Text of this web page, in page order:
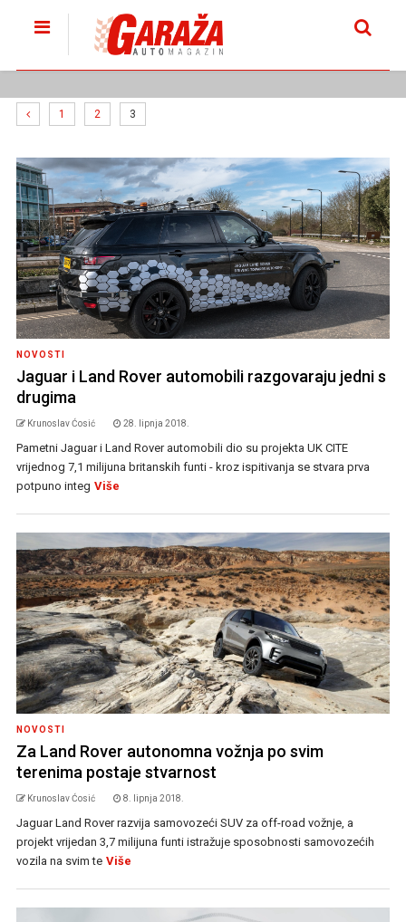
1 2 3
NOVOSTI
Jaguar i Land Rover automobili razgovaraju jedni s
drugima
Krunoslav Ćosić 28. lipnja 2018.
Pametni Jaguar i Land Rover automobili dio su projekta UK CITE
vrijednog 7,1 milijuna britanskih funti - kroz ispitivanja se stvara prva
potpuno integ Više
NOVOSTI
Za Land Rover autonomna vožnja po svim
terenima postaje stvarnost
Krunoslav Ćosić 8. lipnja 2018.
Jaguar Land Rover razvija samovozeći SUV za off-road vožnje, a
projekt vrijedan 3,7 milijuna funti istražuje sposobnosti samovozećih
vozila na svim te Više